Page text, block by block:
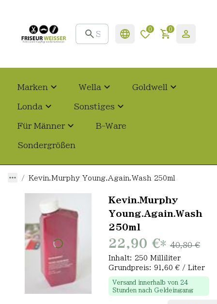
0 0
Marken Wella Goldwell
Londa Sonstiges
Für Männer B-Ware
Sondergrößen
Kevin.Murphy Young.Again.Wash 250ml
Kevin.Murphy
Young.Again.Wash
250ml
22,90 €* 40,80 €
Inhalt: 250 Milliliter
Grundpreis: 91,60 € / Liter
Versand innerhalb von 24
Stunden nach Geldeingang